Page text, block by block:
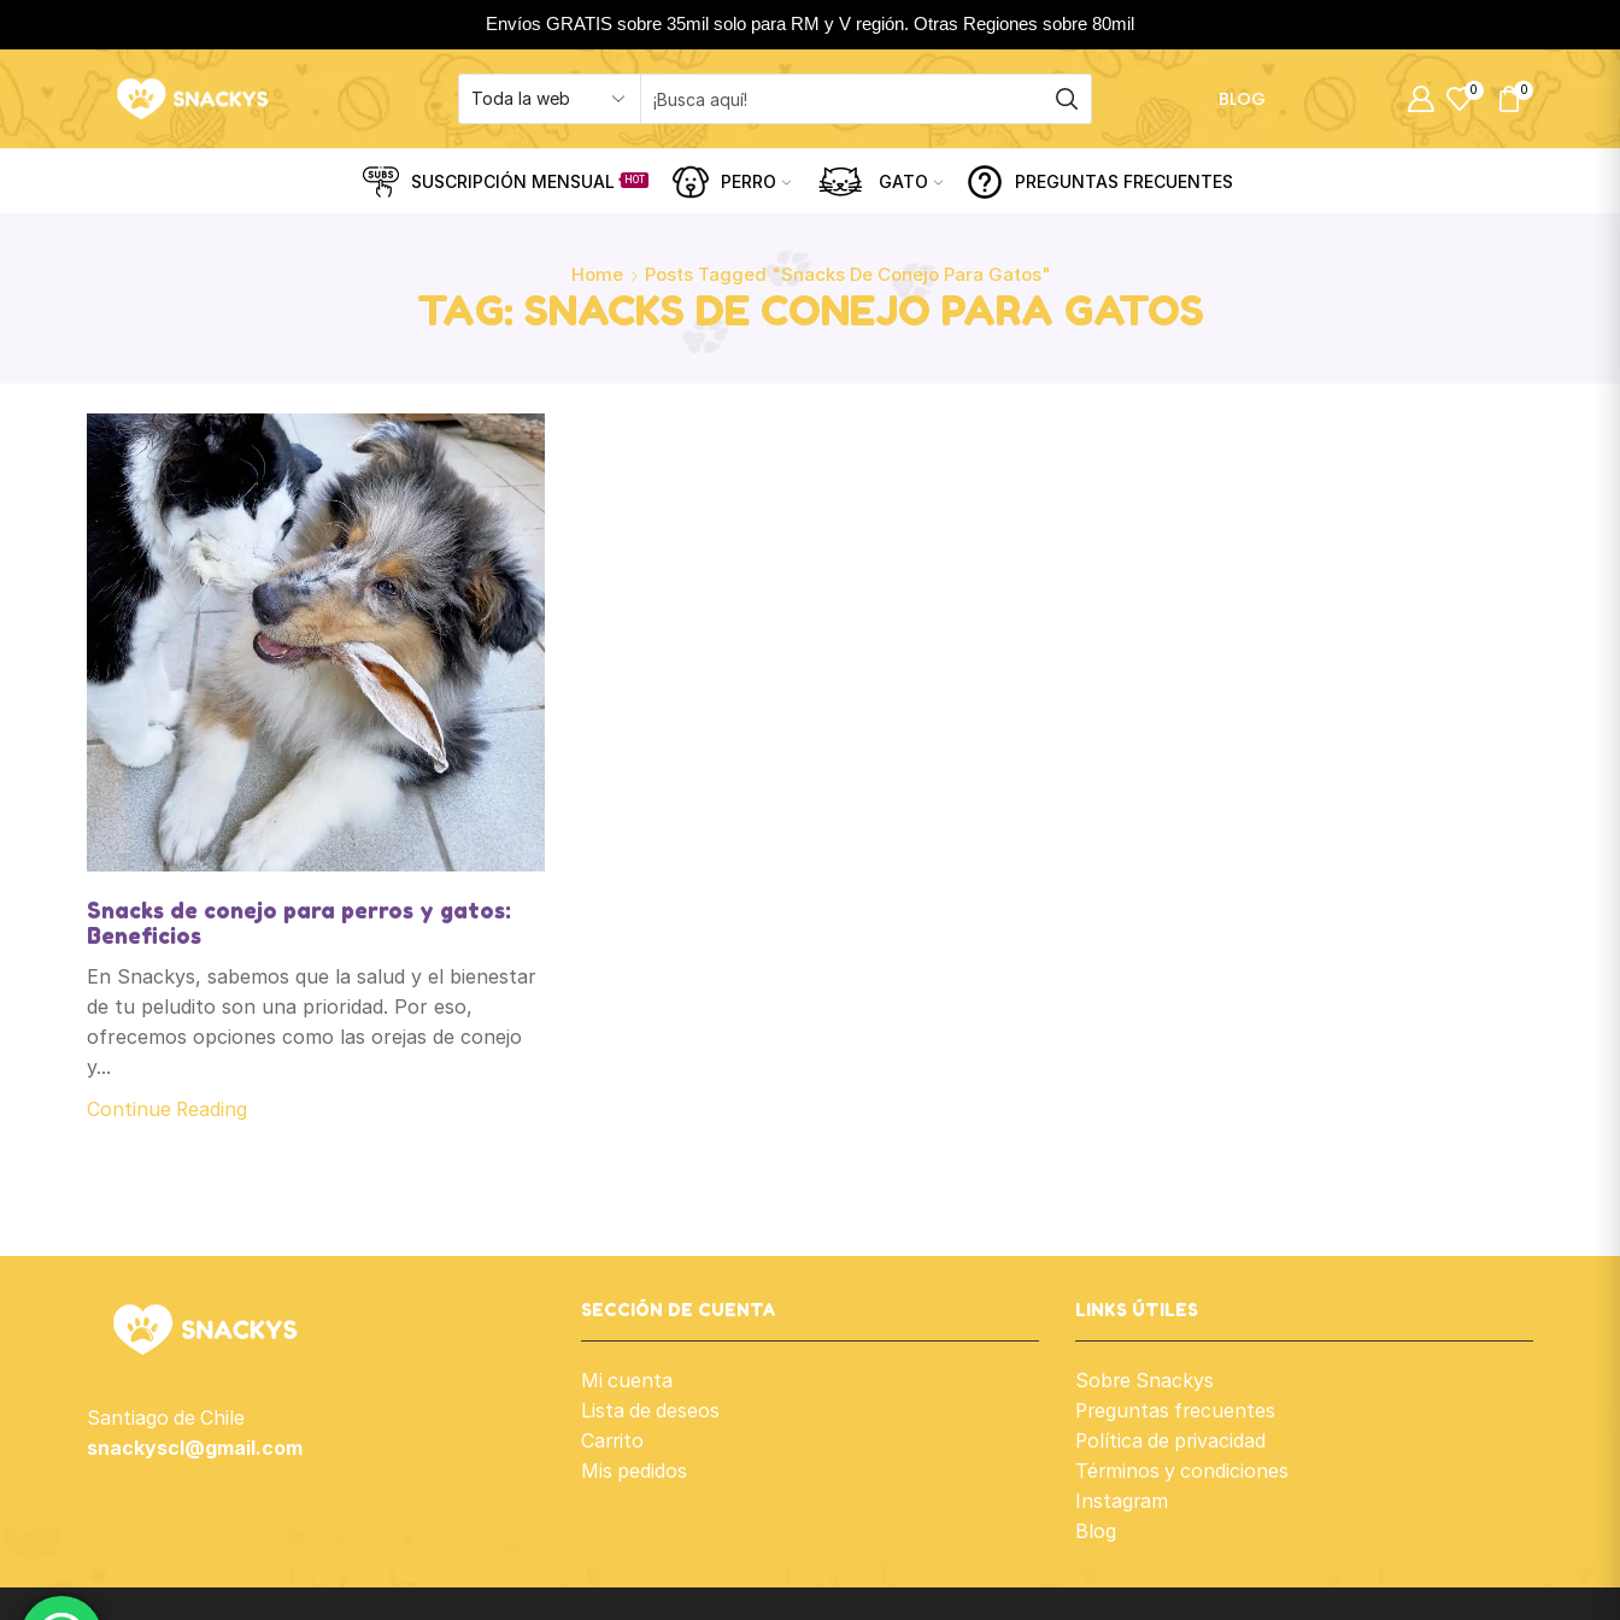
Envíos GRATIS sobre 35mil solo para RM y V región. Otras Regiones sobre 80mil
BLOG 0 0
SUSCRIPCIÓN MENSUAL HOT PERRO GATO PREGUNTAS FRECUENTES
Home Posts Tagged "snacks De Conejo Para Gatos"
TAG: SNACKS DE CONEJO PARA GATOS
Snacks de conejo para perros y gatos:
Beneficios
En Snackys, sabemos que la salud y el bienestar
de tu peludito son una prioridad. Por eso,
ofrecemos opciones como las orejas de conejo
y...
Continue Reading
Santiago de Chile
snackyscl@gmail.com
SECCIÓN DE CUENTA
Mi cuenta
Lista de deseos
Carrito
Mis pedidos
LINKS ÚTILES
Sobre Snackys
Preguntas frecuentes
Política de privacidad
Términos y condiciones
Instagram
Blog